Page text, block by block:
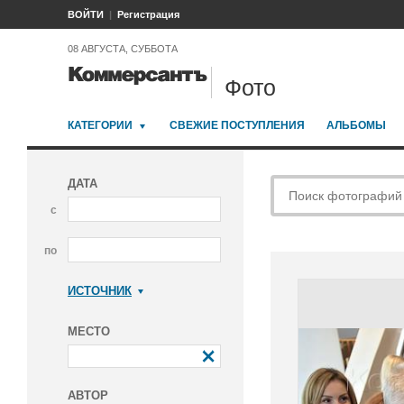
ВОЙТИ Регистрация
08 АВГУСТА, СУББОТА
Фото
КАТЕГОРИИ СВЕЖИЕ ПОСТУПЛЕНИЯ АЛЬБОМЫ
ДАТА
с
по
ИСТОЧНИК
МЕСТО
АВТОР